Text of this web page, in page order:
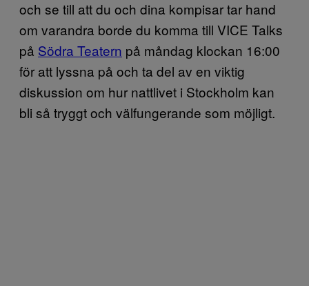
och se till att du och dina kompisar tar hand
om varandra borde du komma till VICE Talks
på Södra Teatern på måndag klockan 16:00
för att lyssna på och ta del av en viktig
diskussion om hur nattlivet i Stockholm kan
bli så tryggt och välfungerande som möjligt.